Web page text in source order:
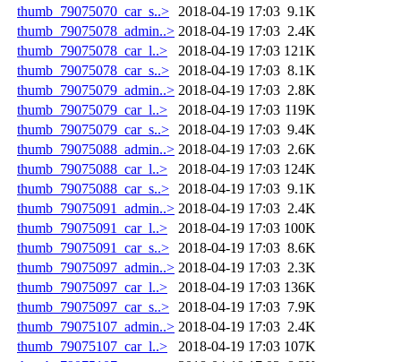
thumb_79075070_car_s..>
2018-04-19 17:03 9.1K
thumb_79075078_admin..> 2018-04-19 17:03 2.4K
thumb_79075078_car_l..>
2018-04-19 17:03 121K
thumb_79075078_car_s..>
2018-04-19 17:03 8.1K
thumb_79075079_admin..> 2018-04-19 17:03 2.8K
thumb_79075079_car_l..>
2018-04-19 17:03 119K
thumb_79075079_car_s..>
2018-04-19 17:03 9.4K
thumb_79075088_admin..> 2018-04-19 17:03 2.6K
thumb_79075088_car_l..>
2018-04-19 17:03 124K
thumb_79075088_car_s..>
2018-04-19 17:03 9.1K
thumb_79075091_admin..> 2018-04-19 17:03 2.4K
thumb_79075091_car_l..>
2018-04-19 17:03 100K
thumb_79075091_car_s..>
2018-04-19 17:03 8.6K
thumb_79075097_admin..> 2018-04-19 17:03 2.3K
thumb_79075097_car_l..>
2018-04-19 17:03 136K
thumb_79075097_car_s..>
2018-04-19 17:03 7.9K
thumb_79075107_admin..> 2018-04-19 17:03 2.4K
thumb_79075107_car_l..>
2018-04-19 17:03 107K